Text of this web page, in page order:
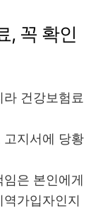
, 꼭 확인
건강보험료
고지서에 당황
은 본인에게
가입자인지